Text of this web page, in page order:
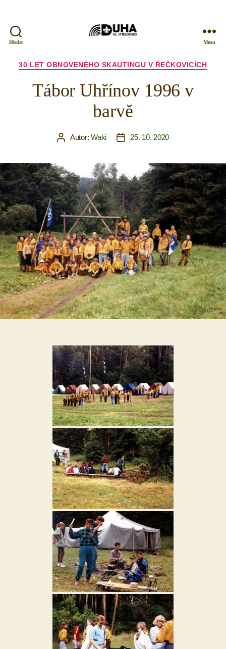
Hledat
středisko
DUHA,
Brno
-
Řečkovice
Menu
Rubriky
30 LET OBNOVENÉHO SKAUTINGU V ŘEČKOVICÍCH
Tábor Uhřínov 1996 v
barvě
AutorAutor:Waki
Datum25. 10. 2020